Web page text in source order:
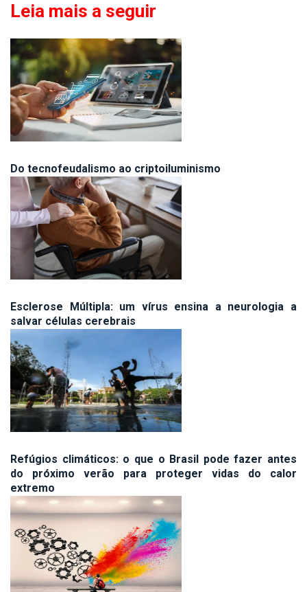
Leia mais a seguir
Do tecnofeudalismo ao criptoiluminismo
Esclerose Múltipla: um vírus ensina a neurologia a
salvar células cerebrais
Refúgios climáticos: o que o Brasil pode fazer antes
do próximo verão para proteger vidas do calor
extremo